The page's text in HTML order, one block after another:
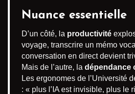
Nuance essentielle
D’un côté, la productivité
voyage, transcrire un mémo
conversation en direct devient
Mais de l’autre, la dépendance
Les ergonomes de l’Université
: « plus l’IA est invisible, plus le